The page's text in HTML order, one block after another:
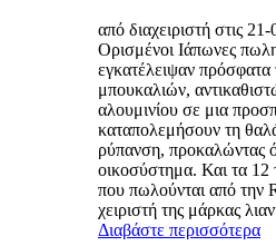
από διαχειριστή στις
Ορισμένοι Ιάπωνες
εγκατέλειψαν
μπουκαλιών,
αλουμινίου σε μια
καταπολεμήσουν τη
ρύπανση, προκαλώντας
οικοσύστημα. Και τα 12
που πωλούνται από την
χειριστή της μάρκας
Διαβάστε περισσότερα